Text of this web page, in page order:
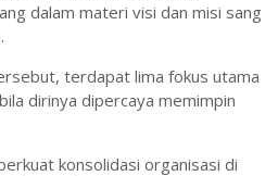
dalam materi visi dan misi sang
terdapat lima fokus utama
dirinya dipercaya memimpin
konsolidasi organisasi di